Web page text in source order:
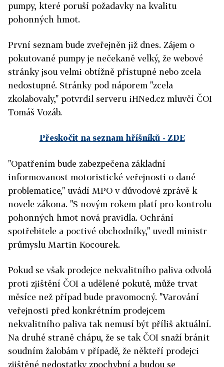
pumpy, které poruší požadavky na kvalitu
pohonných hmot.
První seznam bude zveřejněn již dnes. Zájem o
pokutované pumpy je nečekaně velký, že webové
stránky jsou velmi obtížně přístupné nebo zcela
nedostupné. Stránky pod náporem "zcela
zkolabovaly," potvrdil serveru iHNed.cz mluvčí ČOI
Tomáš Vozáb.
Přeskočit na seznam hříšníků - ZDE
"Opatřením bude zabezpečena základní
informovanost motoristické veřejnosti o dané
problematice," uvádí MPO v důvodové zprávě k
novele zákona. "S novým rokem platí pro kontrolu
pohonných hmot nová pravidla. Ochrání
spotřebitele a poctivé obchodníky," uvedl ministr
průmyslu Martin Kocourek.
Pokud se však prodejce nekvalitního paliva odvolá
proti zjištění ČOI a udělené pokutě, může trvat
měsíce než případ bude pravomocný. "Varování
veřejnosti před konkrétním prodejcem
nekvalitního paliva tak nemusí být příliš aktuální.
Na druhé straně chápu, že se tak ČOI snaží bránit
soudním žalobám v případě, že někteří prodejci
zjištěné nedostatky zpochybní a budou se